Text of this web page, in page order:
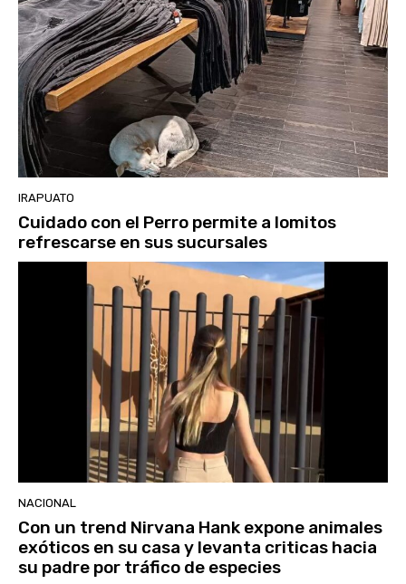
IRAPUATO
Cuidado con el Perro permite a lomitos
refrescarse en sus sucursales
NACIONAL
Con un trend Nirvana Hank expone animales
exóticos en su casa y levanta criticas hacia
su padre por tráfico de especies